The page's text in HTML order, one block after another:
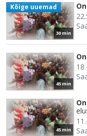
30 min
Kõige uuemad
45 min
45 min